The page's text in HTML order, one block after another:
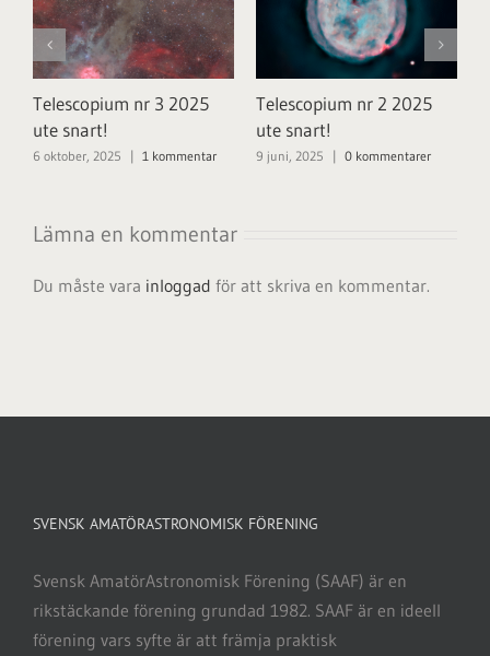
Telescopium nr 3 2025
ute snart!
6 oktober, 2025 | 1 kommentar
Telescopium nr 2 2025
ute snart!
9 juni, 2025 | 0 kommentarer
Lämna en kommentar
Du måste vara inloggad för att skriva en kommentar.
SVENSK AMATÖRASTRONOMISK FÖRENING
Svensk AmatörAstronomisk Förening (SAAF) är en
rikstäckande förening grundad 1982. SAAF är en ideell
förening vars syfte är att främja praktisk